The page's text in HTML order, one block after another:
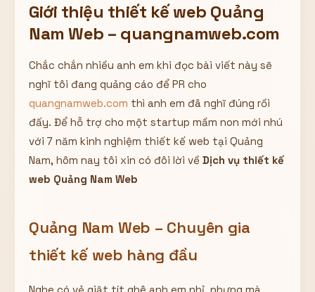
ZALO ADMIN
0358949680
Hoặc
Email/Tên đăng nhập
Mật khẩu
Hiển thị
Nhớ tài khoản
Bạn không có tài khoản?Đăng ký
Giới thiệu thiết kế web Quảng
Nam Web – quangnamweb.com
Chắc chắn nhiều anh em khi đọc bài viết này sẽ
nghĩ tôi đang quảng cáo để PR cho
quangnamweb.com thì anh em đã nghĩ đúng rồi
đấy. Để hỗ trợ cho một startup mầm non mới nhú
với 7 năm kinh nghiệm thiết kế web tại Quảng
Nam, hôm nay tôi xin có đôi lời về Dịch vụ thiết kế
web Quảng Nam Web
Quảng Nam Web – Chuyên gia
thiết kế web hàng đầu